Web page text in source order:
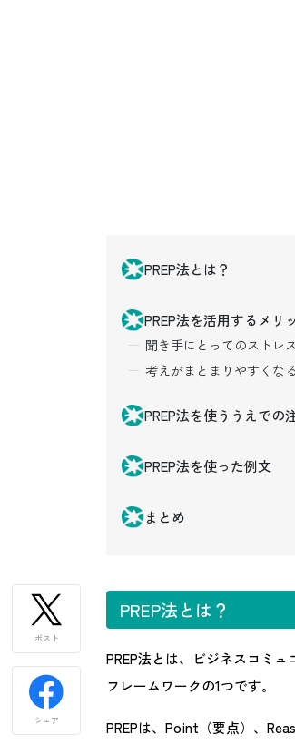
PREP法とは？
PREP法を活用するメリ
聞き手にとってのストレ
考えがまとまりやすくなる
PREP法を使ううえでの
PREP法を使った例文
まとめ
PREP法とは？
PREP法とは、ビジネスコミ
フレームワークの1つです。
PREPは、Point（要点）、
ポスト
シェア